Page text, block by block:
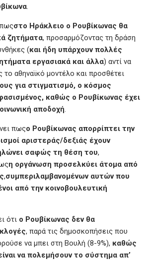
.
στο Ηράκλειο ο Ρουβίκωνας θα
ζητήματα, προσαρμόζοντας τη δράση
(και ήδη υπάρχουν πολλές
εργασιακά και άλλα) αντί να
το αθηναϊκό μοντέλο και προσθέτει
για στιγματισμό, ο κόσμος
καθώς ο Ρουβίκωνας έχει
αποδοχή.
πωςο Ρουβίκωνας απορρίπτει την
αριστεράς/δεξιάς έχουν
σαφώς τη θέση του,
η οργάνωση προσελκύει άτομα από
,συμπεριλαμβανομένων αυτών που
από την κοινοβουλευτική
ότι ο Ρουβίκωνας δεν θα
, παρά τις δημοσκοπήσεις που
να μπει στη Βουλή (8-9%), καθώς
να πολεμήσουν το σύστημα απ’